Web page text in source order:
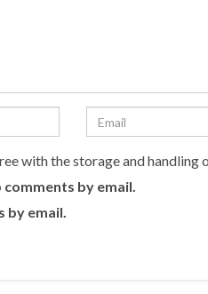
with the storage and
by email.
by email.